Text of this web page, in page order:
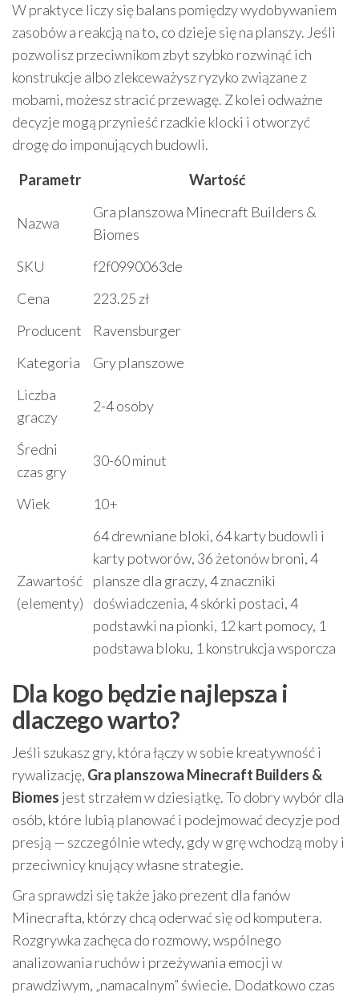
W praktyce liczy się balans pomiędzy wydobywaniem
zasobów a reakcją na to, co dzieje się na planszy. Jeśli
pozwolisz przeciwnikom zbyt szybko rozwinąć ich
konstrukcje albo zlekceważysz ryzyko związane z
mobami, możesz stracić przewagę. Z kolei odważne
decyzje mogą przynieść rzadkie klocki i otworzyć
drogę do imponujących budowli.
Parametr
Wartość
Nazwa
Gra planszowa Minecraft Builders &
Biomes
SKU
f2f0990063de
Cena
223.25 zł
Producent
Ravensburger
Kategoria
Gry planszowe
Liczba
graczy
2-4 osoby
Średni
czas gry
30-60 minut
Wiek 10+
Zawartość
(elementy)
64 drewniane bloki, 64 karty budowli i
karty potworów, 36 żetonów broni, 4
plansze dla graczy, 4 znaczniki
doświadczenia, 4 skórki postaci, 4
podstawki na pionki, 12 kart pomocy, 1
podstawa bloku, 1 konstrukcja wsporcza
Dla kogo będzie najlepsza i
dlaczego warto?
Jeśli szukasz gry, która łączy w sobie kreatywność i
rywalizację, Gra planszowa Minecraft Builders &
Biomes jest strzałem w dziesiątkę. To dobry wybór dla
osób, które lubią planować i podejmować decyzje pod
presją — szczególnie wtedy, gdy w grę wchodzą moby i
przeciwnicy knujący własne strategie.
Gra sprawdzi się także jako prezent dla fanów
Minecrafta, którzy chcą oderwać się od komputera.
Rozgrywka zachęca do rozmowy, wspólnego
analizowania ruchów i przeżywania emocji w
prawdziwym, „namacalnym” świecie. Dodatkowo czas